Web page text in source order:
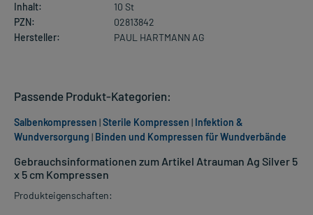
Inhalt:
10 St
PZN:
02813842
Hersteller:
PAUL HARTMANN AG
Gebrauchsinformationen zum Artikel Atrauman Ag Silver 5
x 5 cm Kompressen
Produkteigenschaften:
Passende Produkt-Kategorien:
Salbenkompressen |Sterile Kompressen | Infektion &
Wundversorgung | Binden und Kompressen für Wundverbände